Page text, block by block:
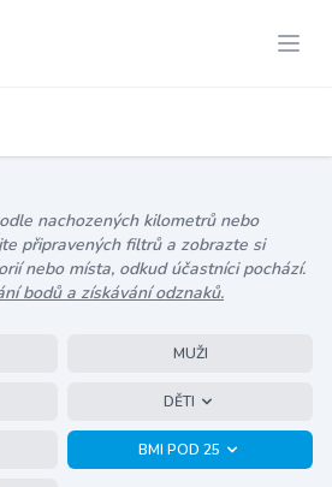
nachozených kilometrů nebo
připravených filtrů a zobrazte si
nebo místa, odkud účastníci pochází.
bodů a získávání odznaků.
MUŽI
DĚTI
BMI POD 25